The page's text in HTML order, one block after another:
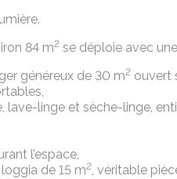
84 m2 se déploie avec
généreux de 30 m2 ouvert
lave-linge et sèche-linge,
l’espace,
de 15 m2, véritable